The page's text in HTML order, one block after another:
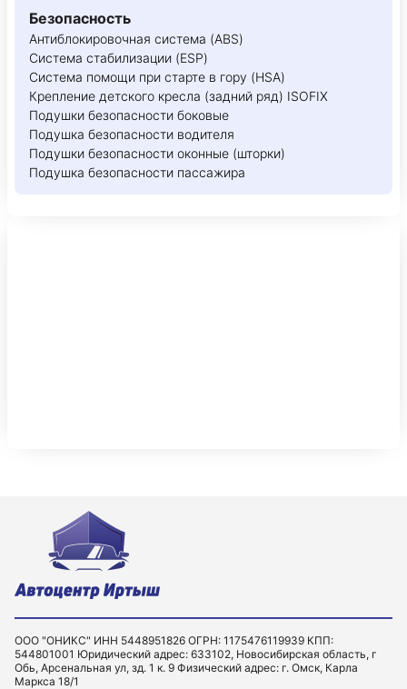
Безопасность
Антиблокировочная система (ABS)
Система стабилизации (ESP)
Система помощи при старте в гору (HSA)
Крепление детского кресла (задний ряд) ISOFIX
Подушки безопасности боковые
Подушка безопасности водителя
Подушки безопасности оконные (шторки)
Подушка безопасности пассажира
ООО "ОНИКС" ИНН 5448951826 ОГРН: 1175476119939 КПП:
544801001 Юридический адрес: 633102, Новосибирская область, г
Обь, Арсенальная ул, зд. 1 к. 9 Физический адрес: г. Омск, Карла
Маркса 18/1